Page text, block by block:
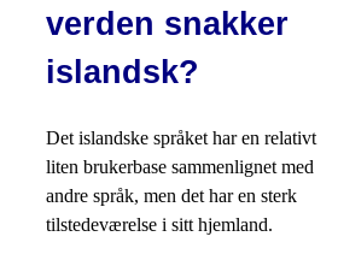
verden snakker
islandsk?
Det islandske språket har en relativt
liten brukerbase sammenlignet med
andre språk, men det har en sterk
tilstedeværelse i sitt hjemland.